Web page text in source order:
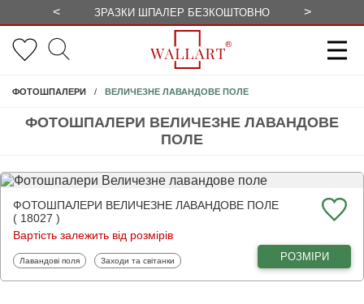
< ЗРАЗКИ ШПАЛЕР БЕЗКОШТОВНО >
ФОТОШПАЛЕРИ ВЕЛИЧЕЗНЕ ЛАВАНДОВЕ
ПОЛЕ
ФОТОШПАЛЕРИ ВЕЛИЧЕЗНЕ ЛАВАНДОВЕ ПОЛЕ
ФОТОШПАЛЕРИ ВЕЛИЧЕЗНЕ ЛАВАНДОВЕ ПОЛЕ
( 18027 )
Вартість залежить від розмірів
Фотошпалери
Лавандові поля Фотошпалери
Заходи та світанки РОЗМІРИ